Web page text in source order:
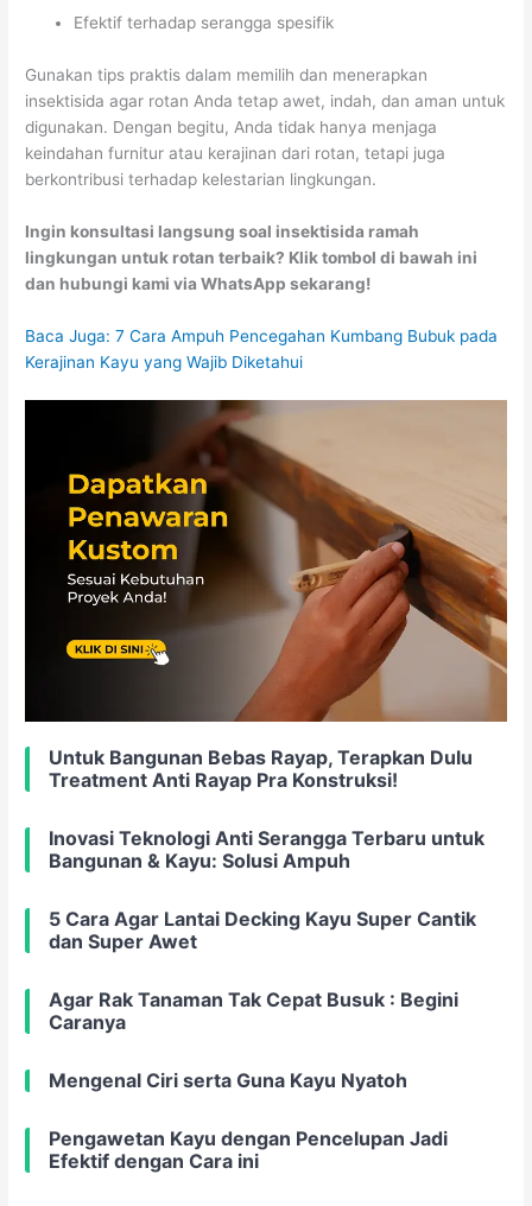
Efektif terhadap serangga spesifik
Gunakan tips praktis dalam memilih dan menerapkan
insektisida agar rotan Anda tetap awet, indah, dan aman untuk
digunakan. Dengan begitu, Anda tidak hanya menjaga
keindahan furnitur atau kerajinan dari rotan, tetapi juga
berkontribusi terhadap kelestarian lingkungan.
Ingin konsultasi langsung soal insektisida ramah
lingkungan untuk rotan terbaik? Klik tombol di bawah ini
dan hubungi kami via WhatsApp sekarang!
Baca Juga: 7 Cara Ampuh Pencegahan Kumbang Bubuk pada
Kerajinan Kayu yang Wajib Diketahui
Untuk Bangunan Bebas Rayap, Terapkan Dulu
Treatment Anti Rayap Pra Konstruksi!
Inovasi Teknologi Anti Serangga Terbaru untuk
Bangunan & Kayu: Solusi Ampuh
5 Cara Agar Lantai Decking Kayu Super Cantik
dan Super Awet
Agar Rak Tanaman Tak Cepat Busuk : Begini
Caranya
Mengenal Ciri serta Guna Kayu Nyatoh
Pengawetan Kayu dengan Pencelupan Jadi
Efektif dengan Cara ini